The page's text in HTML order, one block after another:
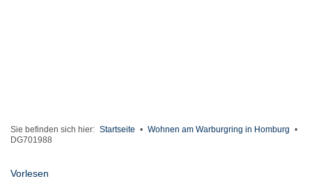
Sie befinden sich hier: Startseite • Wohnen am Warburgring in Homburg •
DG701988
Vorlesen